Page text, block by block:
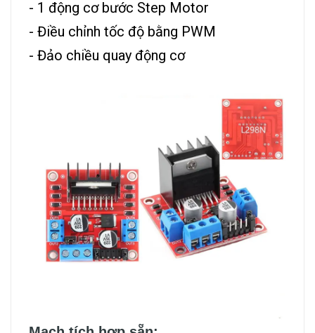
- 1 động cơ bước Step Motor
- Điều chỉnh tốc độ bằng PWM
- Đảo chiều quay động cơ